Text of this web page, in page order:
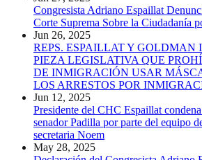
Congresista Adriano Espaillat
Corte Suprema Sobre la Ciudadanía
Jun 26, 2025
REPS. ESPAILLAT Y GOLDMAN
PIEZA LEGISLATIVA QUE
DE INMIGRACIÓN USAR
LOS ARRESTOS POR
Jun 12, 2025
Presidente del CHC Espaillat
senador Padilla por parte del equipo
secretaria Noem
May 28, 2025